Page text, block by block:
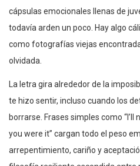
cápsulas emocionales llenas de
todavía arden un poco. Hay algo
como fotografías viejas
olvidada.
La letra gira alrededor de la
te hizo sentir, incluso cuando los
borrarse. Frases simples como
you were it” cargan todo el peso
arrepentimiento, cariño y